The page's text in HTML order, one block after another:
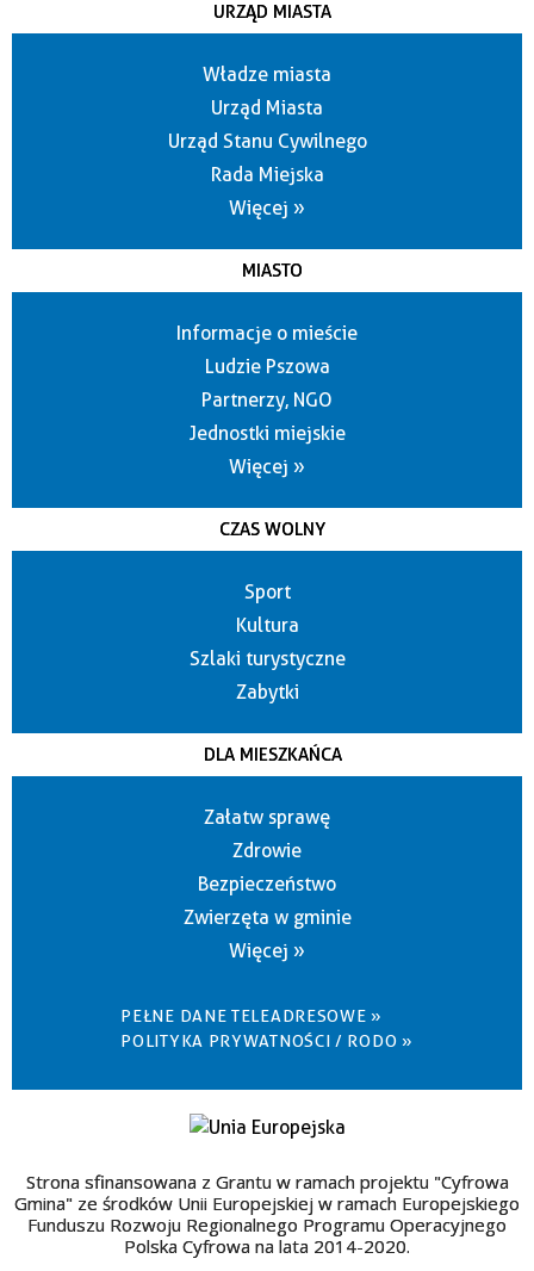
URZĄD MIASTA
Władze miasta
Urząd Miasta
Urząd Stanu Cywilnego
Rada Miejska
Więcej »
MIASTO
Informacje o mieście
Ludzie Pszowa
Partnerzy, NGO
Jednostki miejskie
Więcej »
CZAS WOLNY
Sport
Kultura
Szlaki turystyczne
Zabytki
DLA MIESZKAŃCA
Załatw sprawę
Zdrowie
Bezpieczeństwo
Zwierzęta w gminie
Więcej »
PEŁNE DANE TELEADRESOWE »
POLITYKA PRYWATNOŚCI / RODO »
Strona sfinansowana z Grantu w ramach projektu "Cyfrowa
Gmina" ze środków Unii Europejskiej w ramach Europejskiego
Funduszu Rozwoju Regionalnego Programu Operacyjnego
Polska Cyfrowa na lata 2014-2020.